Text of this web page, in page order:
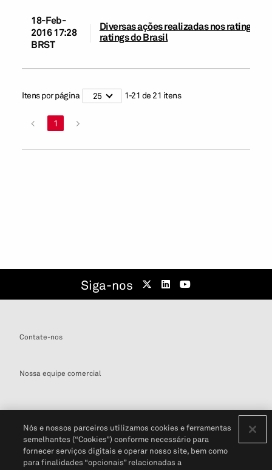
18-Feb-
2016 17:28
BRST
Diversas ações realizadas nos ratings
ratings do Brasil
Itens por página 25 1-21 de 21 itens
< 1 >
Siga-nos
Contate-nos
Nossa equipe comercial
Definições de cookies
Nós e nossos parceiros utilizamos cookies e ferramentas
semelhantes (“Cookies”) conforme necessário para
fornecer serviços digitais e operar nosso site, bem como
para finalidades “opcionais” relacionadas a